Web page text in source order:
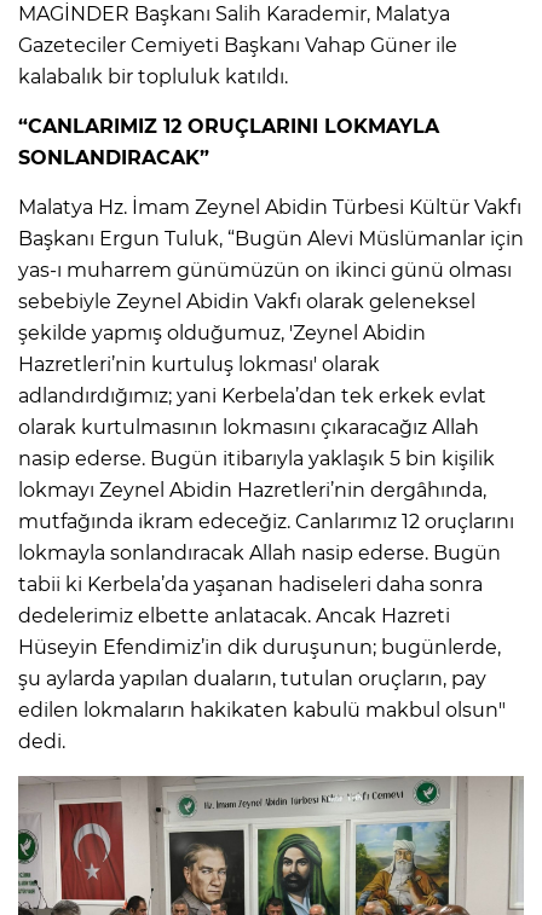
MAGİNDER Başkanı Salih Karademir, Malatya
Gazeteciler Cemiyeti Başkanı Vahap Güner ile
kalabalık bir topluluk katıldı.
“CANLARIMIZ 12 ORUÇLARINI LOKMAYLA
SONLANDIRACAK”
Malatya Hz. İmam Zeynel Abidin Türbesi Kültür Vakfı
Başkanı Ergun Tuluk, “Bugün Alevi Müslümanlar için
yas-ı muharrem günümüzün on ikinci günü olması
sebebiyle Zeynel Abidin Vakfı olarak geleneksel
şekilde yapmış olduğumuz, 'Zeynel Abidin
Hazretleri’nin kurtuluş lokması' olarak
adlandırdığımız; yani Kerbela’dan tek erkek evlat
olarak kurtulmasının lokmasını çıkaracağız Allah
nasip ederse. Bugün itibarıyla yaklaşık 5 bin kişilik
lokmayı Zeynel Abidin Hazretleri’nin dergâhında,
mutfağında ikram edeceğiz. Canlarımız 12 oruçlarını
lokmayla sonlandıracak Allah nasip ederse. Bugün
tabii ki Kerbela’da yaşanan hadiseleri daha sonra
dedelerimiz elbette anlatacak. Ancak Hazreti
Hüseyin Efendimiz’in dik duruşunun; bugünlerde,
şu aylarda yapılan duaların, tutulan oruçların, pay
edilen lokmaların hakikaten kabulü makbul olsun"
dedi.